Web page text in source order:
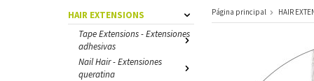
HAIR EXTENSIONS
Tape Extensions - Extensiones
adhesivas
Nail Hair - Extensiones
queratina
Página principal HAIR